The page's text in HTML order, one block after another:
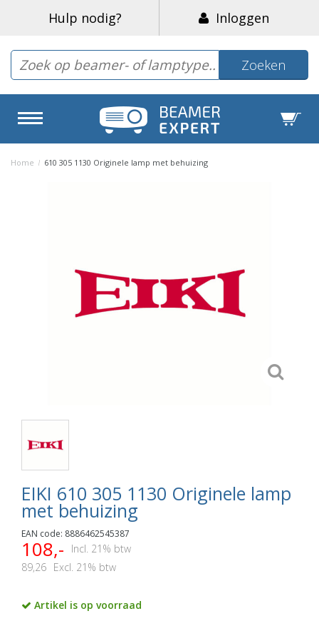
Hulp nodig? Inloggen
Zoeken
Home / 610 305 1130 Originele lamp met behuizing
EIKI 610 305 1130 Originele lamp
met behuizing
EAN code: 8886462545387
108,-
Incl. 21% btw
89,26 Excl. 21% btw
Artikel is op voorraad